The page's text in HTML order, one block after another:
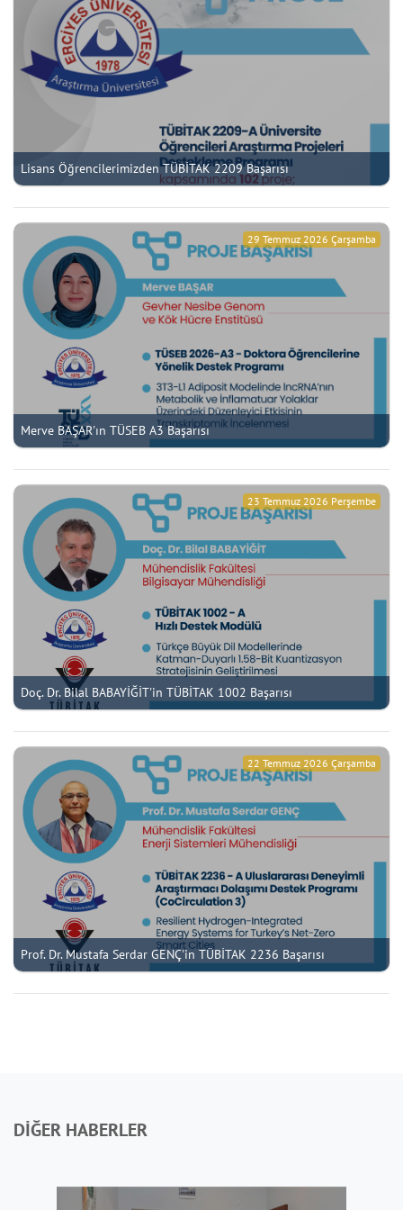
Lisans Öğrencilerimizden TÜBİTAK 2209 Başarısı
Merve BAŞAR'ın TÜSEB A3 Başarısı
29 Temmuz 2026 Çarşamba
Doç. Dr. Bilal BABAYİĞİT'in TÜBİTAK 1002 Başarısı
23 Temmuz 2026 Perşembe
Prof. Dr. Mustafa Serdar GENÇ'in TÜBİTAK 2236 Başarısı
22 Temmuz 2026 Çarşamba
DİĞER HABERLER